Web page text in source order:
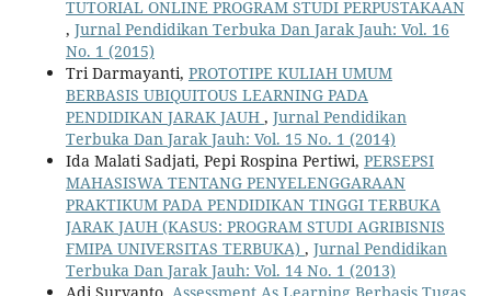
TUTORIAL ONLINE PROGRAM STUDI PERPUSTAKAAN
, Jurnal Pendidikan Terbuka Dan Jarak Jauh: Vol. 16
No. 1 (2015)
Tri Darmayanti, PROTOTIPE KULIAH UMUM
BERBASIS UBIQUITOUS LEARNING PADA
PENDIDIKAN JARAK JAUH , Jurnal Pendidikan
Terbuka Dan Jarak Jauh: Vol. 15 No. 1 (2014)
Ida Malati Sadjati, Pepi Rospina Pertiwi, PERSEPSI
MAHASISWA TENTANG PENYELENGGARAAN
PRAKTIKUM PADA PENDIDIKAN TINGGI TERBUKA
JARAK JAUH (KASUS: PROGRAM STUDI AGRIBISNIS
FMIPA UNIVERSITAS TERBUKA) , Jurnal Pendidikan
Terbuka Dan Jarak Jauh: Vol. 14 No. 1 (2013)